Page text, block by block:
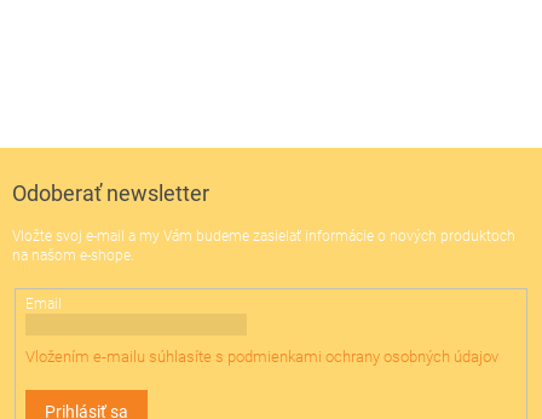
Odoberať newsletter
Vložte svoj e-mail a my Vám budeme zasielať informácie o nových produktoch
na našom e-shope.
Email
Vložením e-mailu súhlasíte s podmienkami ochrany osobných údajov
Prihlásiť sa